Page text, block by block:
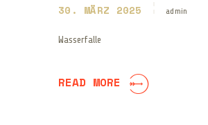
WASSERFÄLLE
30. MÄRZ 2025 admin
Wasserfalle
READ MORE